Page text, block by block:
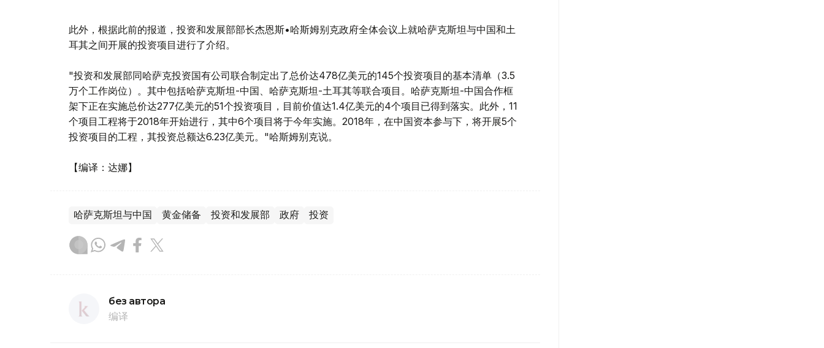
此外，根据此前的报道，投资和发展部部长杰恩斯•哈斯姆别克政府全体会议上就哈萨克斯坦与中国和土
耳其之间开展的投资项目进行了介绍。
"投资和发展部同哈萨克投资国有公司联合制定出了总价达478亿美元的145个投资项目的基本清单（3.5
万个工作岗位）。其中包括哈萨克斯坦-中国、哈萨克斯坦-土耳其等联合项目。哈萨克斯坦-中国合作框
架下正在实施总价达277亿美元的51个投资项目，目前价值达1.4亿美元的4个项目已得到落实。此外，11
个项目工程将于2018年开始进行，其中6个项目将于今年实施。2018年，在中国资本参与下，将开展5个
投资项目的工程，其投资总额达6.23亿美元。"哈斯姆别克说。
【编译：达娜】
哈萨克斯坦与中国 黄金储备 投资和发展部 政府 投资
без автора
编译